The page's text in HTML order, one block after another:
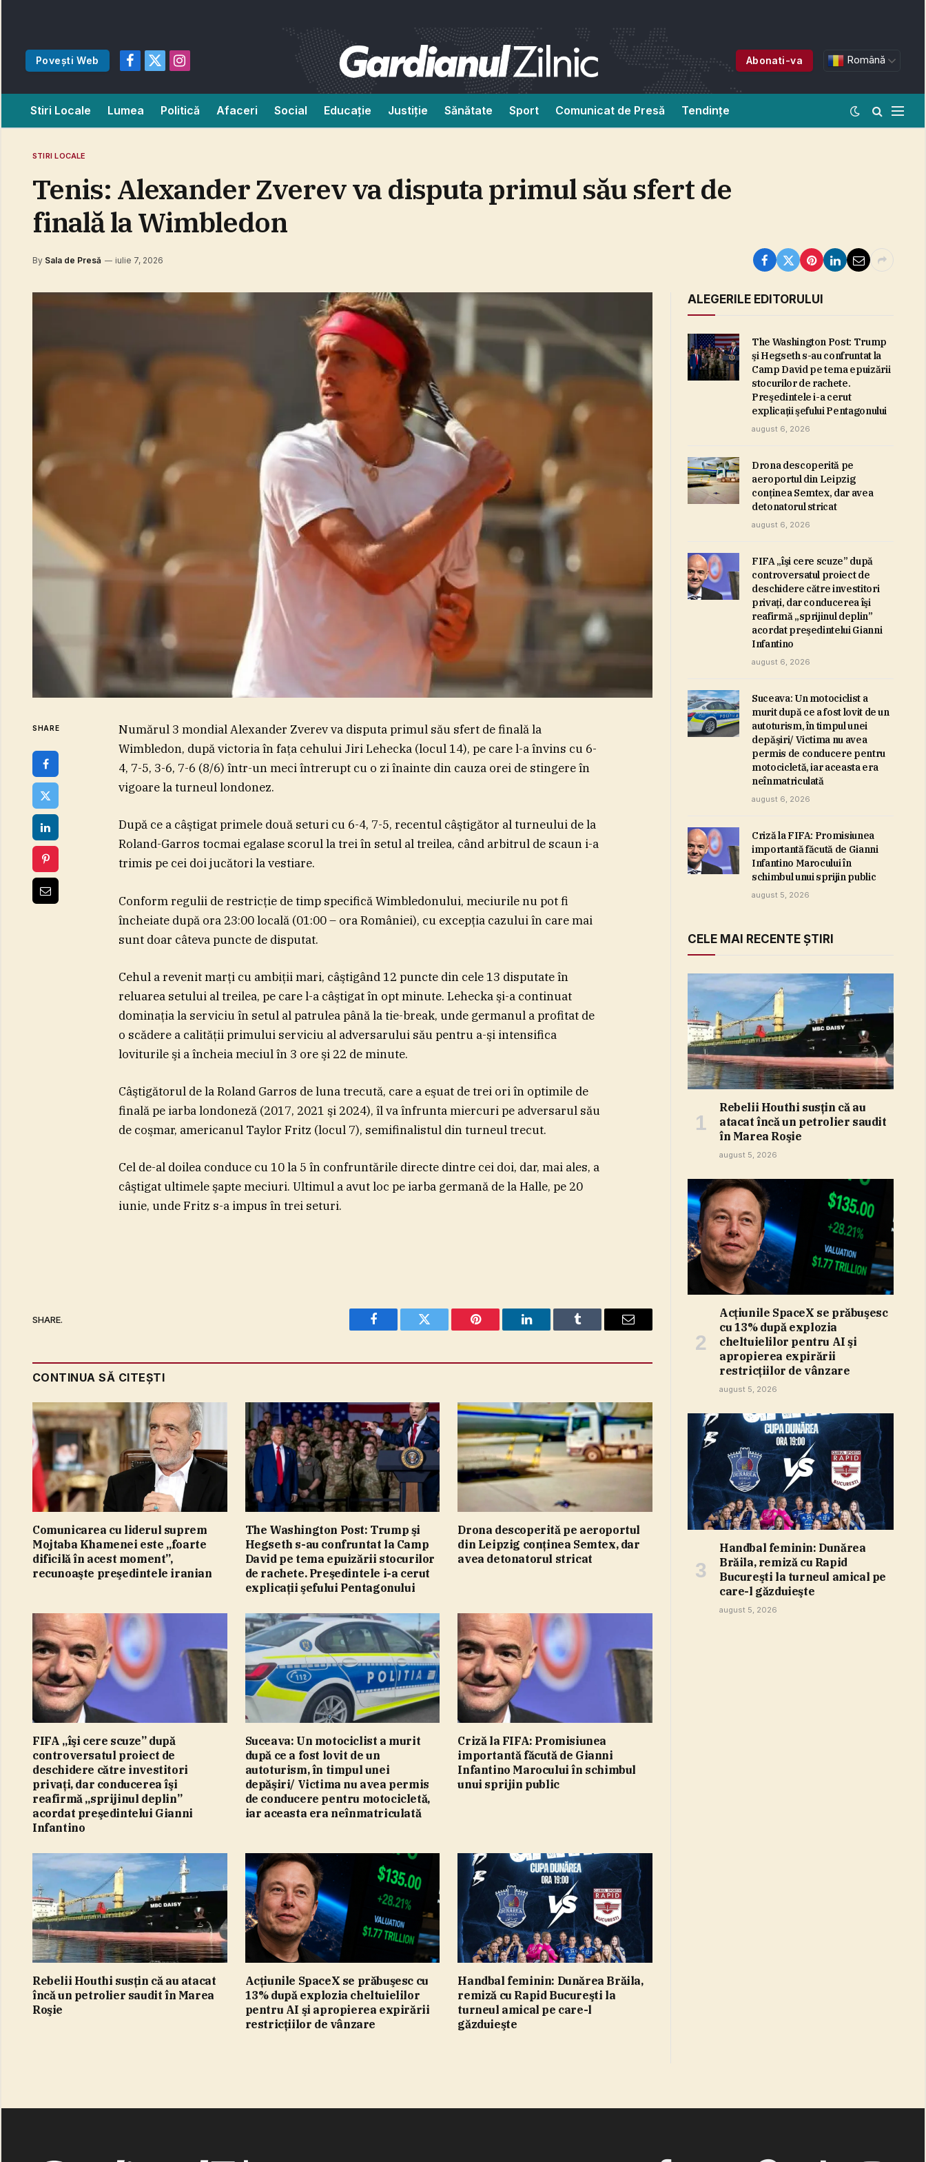
Povești Web
Facebook
X
Instagram
Abonati-va Română
Stiri Locale Lumea Politică Afaceri Social Educație Justiție Sănătate Sport Comunicat de Presă Tendințe
STIRI LOCALE
Tenis: Alexander Zverev va disputa primul său sfert de
finală la Wimbledon
By Sala de Presă iulie 7, 2026
SHARE
Numărul 3 mondial Alexander Zverev va disputa primul său sfert de finală la
Wimbledon, după victoria în faţa cehului Jiri Lehecka (locul 14), pe care l-a învins cu 6-
4, 7-5, 3-6, 7-6 (8/6) într-un meci întrerupt cu o zi înainte din cauza orei de stingere în
vigoare la turneul londonez.
După ce a câştigat primele două seturi cu 6-4, 7-5, recentul câştigător al turneului de la
Roland-Garros tocmai egalase scorul la trei în setul al treilea, când arbitrul de scaun i-a
trimis pe cei doi jucători la vestiare.
Conform regulii de restricţie de timp specifică Wimbledonului, meciurile nu pot fi
încheiate după ora 23:00 locală (01:00 – ora României), cu excepţia cazului în care mai
sunt doar câteva puncte de disputat.
Cehul a revenit marţi cu ambiţii mari, câştigând 12 puncte din cele 13 disputate în
reluarea setului al treilea, pe care l-a câştigat în opt minute. Lehecka şi-a continuat
dominaţia la serviciu în setul al patrulea până la tie-break, unde germanul a profitat de
o scădere a calităţii primului serviciu al adversarului său pentru a-şi intensifica
loviturile şi a încheia meciul în 3 ore şi 22 de minute.
Câştigătorul de la Roland Garros de luna trecută, care a eşuat de trei ori în optimile de
finală pe iarba londoneză (2017, 2021 şi 2024), îl va înfrunta miercuri pe adversarul său
de coşmar, americanul Taylor Fritz (locul 7), semifinalistul din turneul trecut.
Cel de-al doilea conduce cu 10 la 5 în confruntările directe dintre cei doi, dar, mai ales, a
câştigat ultimele şapte meciuri. Ultimul a avut loc pe iarba germană de la Halle, pe 20
iunie, unde Fritz s-a impus în trei seturi.
SHARE.
Facebook Twitter Pinterest LinkedIn Tumblr Email
CONTINUA SĂ CITEȘTI
Comunicarea cu liderul suprem
Mojtaba Khamenei este „foarte
dificilă în acest moment”,
recunoaşte preşedintele iranian
The Washington Post: Trump şi
Hegseth s-au confruntat la Camp
David pe tema epuizării stocurilor
de rachete. Preşedintele i-a cerut
explicaţii şefului Pentagonului
Drona descoperită pe aeroportul
din Leipzig conţinea Semtex, dar
avea detonatorul stricat
FIFA „îşi cere scuze” după
controversatul proiect de
deschidere către investitori
privaţi, dar conducerea îşi
reafirmă „sprijinul deplin”
acordat preşedintelui Gianni
Infantino
Suceava: Un motociclist a murit
după ce a fost lovit de un
autoturism, în timpul unei
depăşiri/ Victima nu avea permis
de conducere pentru motocicletă,
iar aceasta era neînmatriculată
Criză la FIFA: Promisiunea
importantă făcută de Gianni
Infantino Marocului în schimbul
unui sprijin public
Rebelii Houthi susţin că au atacat
încă un petrolier saudit în Marea
Roşie
Acţiunile SpaceX se prăbuşesc cu
13% după explozia cheltuielilor
pentru AI şi apropierea expirării
restricţiilor de vânzare
Handbal feminin: Dunărea Brăila,
remiză cu Rapid Bucureşti la
turneul amical pe care-l
găzduieşte
ALEGERILE EDITORULUI
The Washington Post: Trump
şi Hegseth s-au confruntat la
Camp David pe tema epuizării
stocurilor de rachete.
Preşedintele i-a cerut
explicaţii şefului Pentagonului
august 6, 2026
Drona descoperită pe
aeroportul din Leipzig
conţinea Semtex, dar avea
detonatorul stricat
august 6, 2026
FIFA „îşi cere scuze” după
controversatul proiect de
deschidere către investitori
privaţi, dar conducerea îşi
reafirmă „sprijinul deplin”
acordat preşedintelui Gianni
Infantino
august 6, 2026
Suceava: Un motociclist a
murit după ce a fost lovit de un
autoturism, în timpul unei
depăşiri/ Victima nu avea
permis de conducere pentru
motocicletă, iar aceasta era
neînmatriculată
august 6, 2026
Criză la FIFA: Promisiunea
importantă făcută de Gianni
Infantino Marocului în
schimbul unui sprijin public
august 5, 2026
CELE MAI RECENTE ȘTIRI
Rebelii Houthi susţin că au
atacat încă un petrolier saudit
în Marea Roşie
august 5, 2026
Acţiunile SpaceX se prăbuşesc
cu 13% după explozia
cheltuielilor pentru AI şi
apropierea expirării
restricţiilor de vânzare
august 5, 2026
Handbal feminin: Dunărea
Brăila, remiză cu Rapid
Bucureşti la turneul amical pe
care-l găzduieşte
august 5, 2026